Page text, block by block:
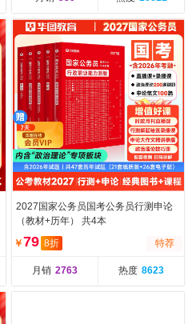
2027国家公务员国考公务员行测申论
（教材+历年） 共4本
￥79 8折 特荐
月销 2763 热度 8623